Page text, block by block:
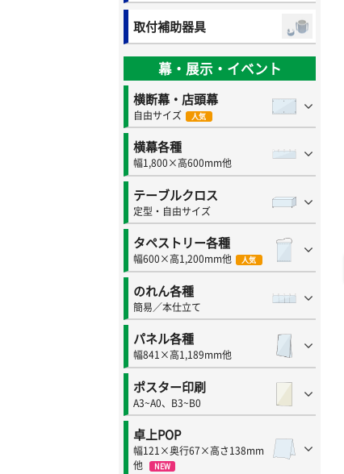
取付補助器具
幕・展示・イベント
横断幕・店頭幕
自由サイズ 人気
横幕各種
幅1,800×高600mm他
テーブルクロス
定型・自由サイズ
タペストリー各種
幅600×高1,200mm他 人気
のれん各種
簡易／本仕立て
パネル各種
幅841×高1,189mm他
ポスター印刷
A3~A0、B3~B0
卓上POP
幅121×奥行67×高さ138mm
他
NEW